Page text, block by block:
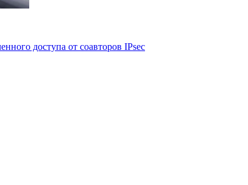
доступа от соавторов IPsec